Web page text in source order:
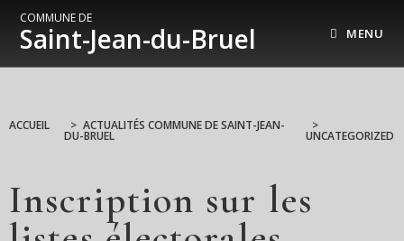
COMMUNE DE
Saint-Jean-du-Bruel MENU
ACCUEIL > ACTUALITÉS COMMUNE DE SAINT-JEAN-
DU-BRUEL
>
UNCATEGORIZED
Inscription sur les